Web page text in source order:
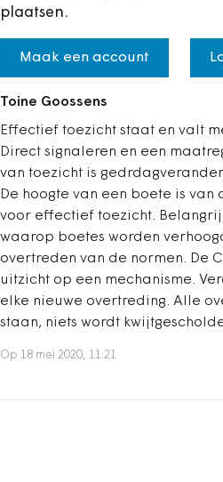
plaatsen.
Maak een account
Toine Goossens
Effectief toezicht staat en valt
Direct signaleren en een
van toezicht is
De hoogte van een boete is van
voor effectief toezicht.
waarop boetes worden
overtreden van de normen. De
uitzicht op een mechanisme.
elke nieuwe overtreding. Alle
staan, niets wordt
Op 18 mei 2020, 11:21